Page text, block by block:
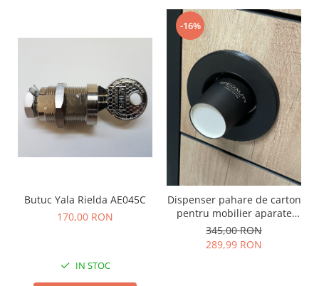
Butuc Yala Rielda AE045C
170,00 RON
IN STOC
-16%
Dispenser pahare de carton
pentru mobilier aparate
cafea
345,00 RON
289,99 RON